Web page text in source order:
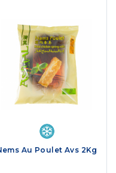
Au Poulet Avs 2Kg